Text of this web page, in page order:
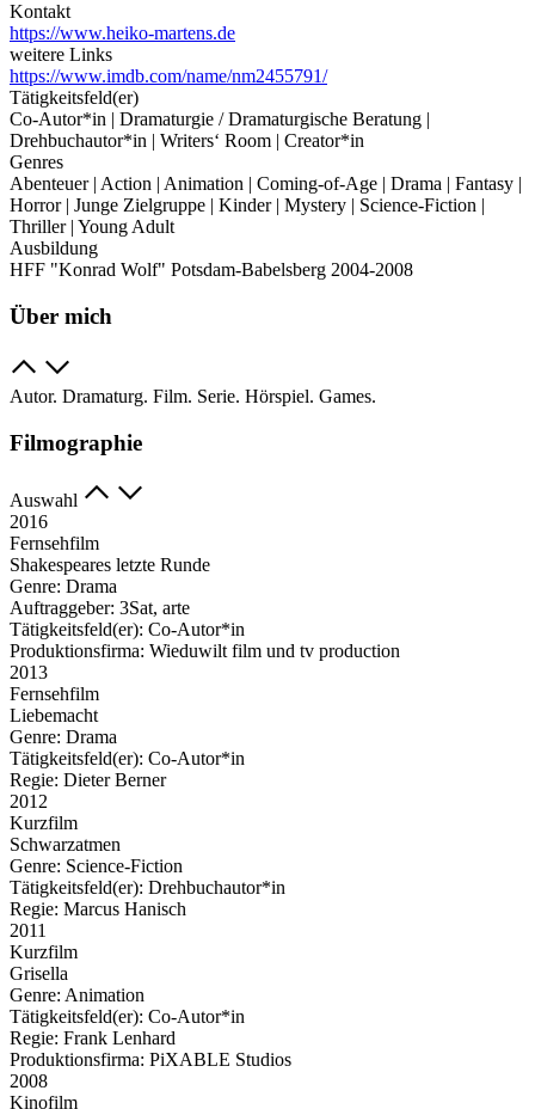
Kontakt
https://www.heiko-martens.de
weitere Links
https://www.imdb.com/name/nm2455791/
Tätigkeitsfeld(er)
Co-Autor*in | Dramaturgie / Dramaturgische Beratung |
Drehbuchautor*in | Writers‘ Room | Creator*in
Genres
Abenteuer | Action | Animation | Coming-of-Age | Drama | Fantasy |
Horror | Junge Zielgruppe | Kinder | Mystery | Science-Fiction |
Thriller | Young Adult
Ausbildung
HFF "Konrad Wolf" Potsdam-Babelsberg 2004-2008
Über mich
Autor. Dramaturg. Film. Serie. Hörspiel. Games.
Filmographie
Auswahl
2016
Fernsehfilm
Shakespeares letzte Runde
Genre: Drama
Auftraggeber: 3Sat, arte
Tätigkeitsfeld(er): Co-Autor*in
Produktionsfirma: Wieduwilt film und tv production
2013
Fernsehfilm
Liebemacht
Genre: Drama
Tätigkeitsfeld(er): Co-Autor*in
Regie: Dieter Berner
2012
Kurzfilm
Schwarzatmen
Genre: Science-Fiction
Tätigkeitsfeld(er): Drehbuchautor*in
Regie: Marcus Hanisch
2011
Kurzfilm
Grisella
Genre: Animation
Tätigkeitsfeld(er): Co-Autor*in
Regie: Frank Lenhard
Produktionsfirma: PiXABLE Studios
2008
Kinofilm